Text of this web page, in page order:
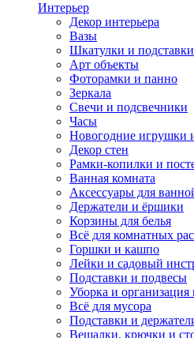
Интерьер
Декор интерьера
Вазы
Шкатулки и подставки
Арт объекты
Фоторамки и панно
Зеркала
Свечи и подсвечники
Часы
Новогодние игрушки
Декор стен
Рамки-копилки и
Ванная комната
Аксессуары для
Держатели и ёршики
Корзины для белья
Всё для комнатных
Горшки и кашпо
Лейки и садовый
Подставки и подвесы
Уборка и организация
Всё для мусора
Подставки и
Вешалки, крючки и